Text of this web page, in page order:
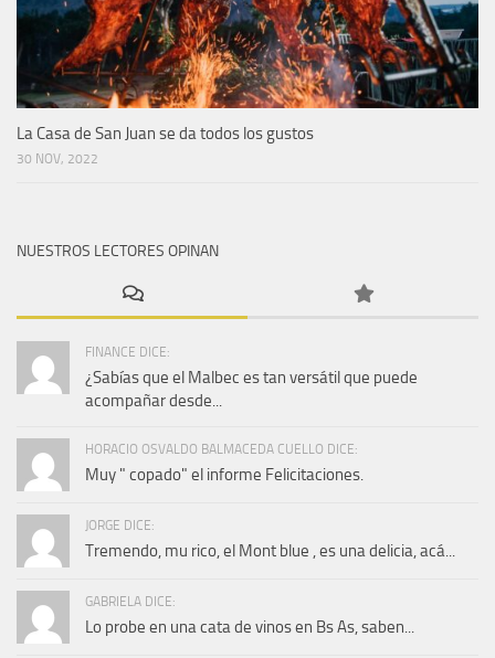
La Casa de San Juan se da todos los gustos
30 NOV, 2022
NUESTROS LECTORES OPINAN
FINANCE DICE:
¿Sabías que el Malbec es tan versátil que puede
acompañar desde...
HORACIO OSVALDO BALMACEDA CUELLO DICE:
Muy " copado" el informe Felicitaciones.
JORGE DICE:
Tremendo, mu rico, el Mont blue , es una delicia, acá...
GABRIELA DICE:
Lo probe en una cata de vinos en Bs As, saben...